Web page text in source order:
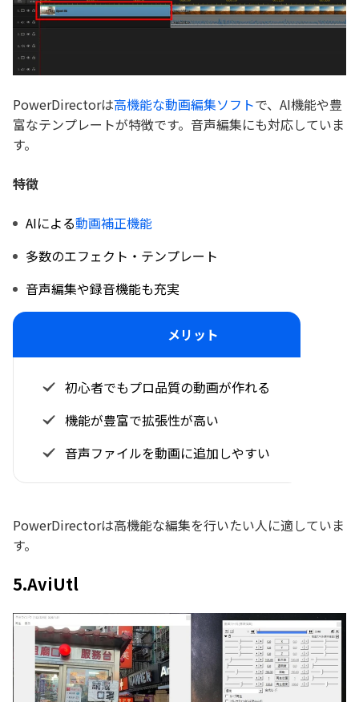
PowerDirectorは高機能な動画編集ソフトで、AI機能や豊
富なテンプレートが特徴です。音声編集にも対応していま
す。
特徴
AIによる動画補正機能
多数のエフェクト・テンプレート
音声編集や録音機能も充実
メリット
初心者でもプロ品質の動画が作れる
機能が豊富で拡張性が高い
音声ファイルを動画に追加しやすい
PowerDirectorは高機能な編集を行いたい人に適していま
す。
5.AviUtl